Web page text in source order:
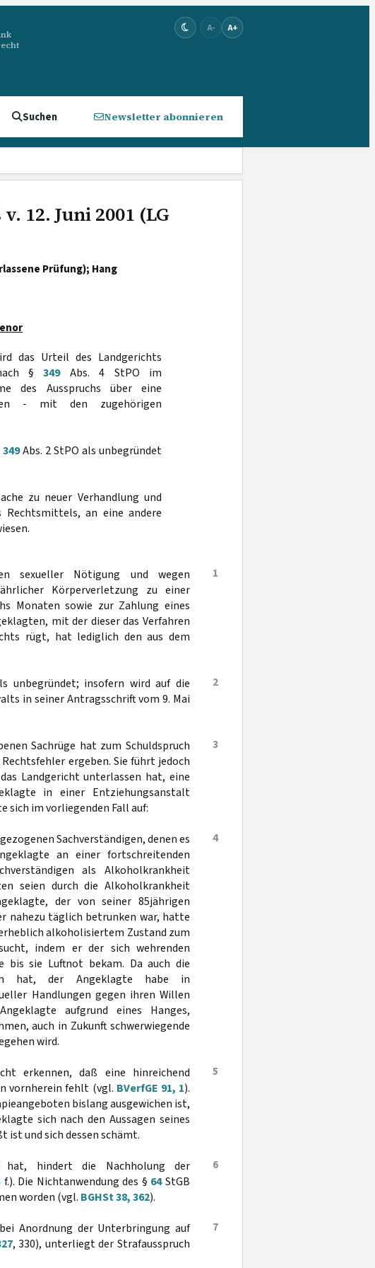
A- A+
Suchen Newsletter abonnieren
12. Juni 2001 (LG
Prüfung); Hang
das Urteil des Landgerichts
§349Abs. 4 StPO im
des Ausspruchs über eine
- mit den zugehörigen
349Abs. 2 StPO als unbegründet
zu neuer Verhandlung und
Rechtsmittels, an eine andere
1
sexueller Nötigung und wegen
Körperverletzung zu einer
Monaten sowie zur Zahlung eines
mit der dieser das Verfahren
rügt, hat lediglich den aus dem
2
unbegründet; insofern wird auf die
in seiner Antragsschrift vom 9. Mai
3
Sachrüge hat zum Schuldspruch
ergeben. Sie führt jedoch
Landgericht unterlassen hat, eine
in einer Entziehungsanstalt
sich im vorliegenden Fall auf:
4
Sachverständigen, denen es
an einer fortschreitenden
als Alkoholkrankheit
seien durch die Alkoholkrankheit
der von seiner 85jährigen
nahezu täglich betrunken war, hatte
alkoholisiertem Zustand zum
indem er der sich wehrenden
bis sie Luftnot bekam. Da auch die
hat, der Angeklagte habe in
Handlungen gegen ihren Willen
aufgrund eines Hanges,
auch in Zukunft schwerwiegende
wird.
5
erkennen, daß eine hinreichend
vornherein fehlt (vgl. BVerfGE 91, 1).
bislang ausgewichen ist,
sich nach den Aussagen seines
ist und sich dessen schämt.
6
hat, hindert die Nachholung der
f.). Die Nichtanwendung des § 64StGB
worden (vgl. BGHSt 38, 362).
7
Anordnung der Unterbringung auf
, 330), unterliegt der Strafausspruch